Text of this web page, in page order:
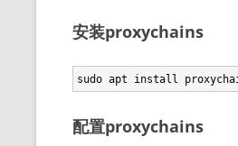
安装proxychains
配置proxychains